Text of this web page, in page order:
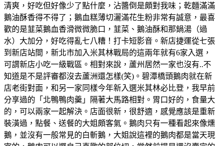
清爽，好吃但好像少了點什麼，沾醬倒是頗對我味；乾麵滿滿
鵝油酥香得不得了；鵝血糕薄切灑滿花生粉非常有誠意，最喜
歡的是韮菜鵝血香滑微微脆口，韮菜、鵝油酥和那鍋湯（過
水）大加分，好吃得亂七八糟！打卡短影音。新店捷運從七張
到新店站間，新北市加入米其林戰局的這兩年就有6家入選，
可謂新店小吃一級戰區。相對來說，蘆州居然一家也沒有..不
知道是不是評審都沒去蘆洲還怎樣(笑)。碧潭橋頭鵝肉就在新
店老街對面，和另一家同樣今年新入選米其林必比登，我早前
分享過的「北鴨鴨肉羹」隔著大馬路相對。胃口好的，食量大
的，可以兩家一起解決。店面很新，很舒適，感覺應該是重新
裝潢過，點餐、送餐的大姐頗客氣。鵝肉只有一種看起來像燻
鵝，並沒有一般常見的白斬鵝，大姐說這裡的鵝肉都是當天現